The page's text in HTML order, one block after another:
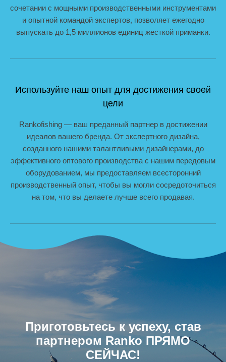
сочетании с мощными производственными инструментами
и опытной командой экспертов, позволяет ежегодно
выпускать до 1,5 миллионов единиц жесткой приманки.
Используйте наш опыт для достижения своей
цели
Rankofishing — ваш преданный партнер в достижении
идеалов вашего бренда. От экспертного дизайна,
созданного нашими талантливыми дизайнерами, до
эффективного оптового производства с нашим передовым
оборудованием, мы предоставляем всесторонний
производственный опыт, чтобы вы могли сосредоточиться
на том, что вы делаете лучше всего продавая.
Приготовьтесь к успеху, став
партнером Ranko ПРЯМО
СЕЙЧАС!